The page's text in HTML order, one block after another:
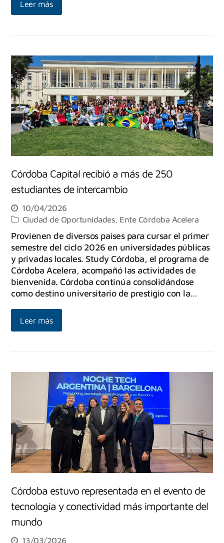
Leer más
Córdoba Capital recibió a más de 250
estudiantes de intercambio
10/04/2026
Ciudad de Oportunidades, Ente Córdoba Acelera
Provienen de diversos países para cursar el primer
semestre del ciclo 2026 en universidades públicas
y privadas locales. Study Córdoba, el programa de
Córdoba Acelera, acompañó las actividades de
bienvenida. Córdoba continúa consolidándose
como destino universitario de prestigio con la…
Leer más
Córdoba estuvo representada en el evento de
tecnología y conectividad más importante del
mundo
13/03/2026